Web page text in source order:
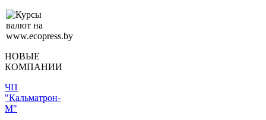
НОВЫЕ
КОМПАНИИ
ЧП
"Кальматрон-
М"